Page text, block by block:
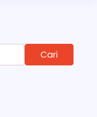
Cari